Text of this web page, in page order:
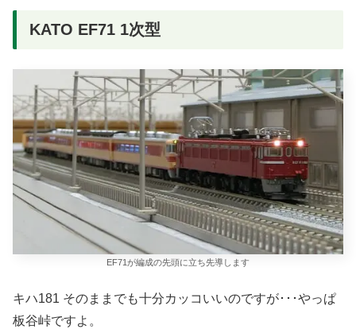
KATO EF71 1次型
EF71が編成の先頭に立ち先導します
キハ181 そのままでも十分カッコいいのですが･･･やっぱ
板谷峠ですよ。